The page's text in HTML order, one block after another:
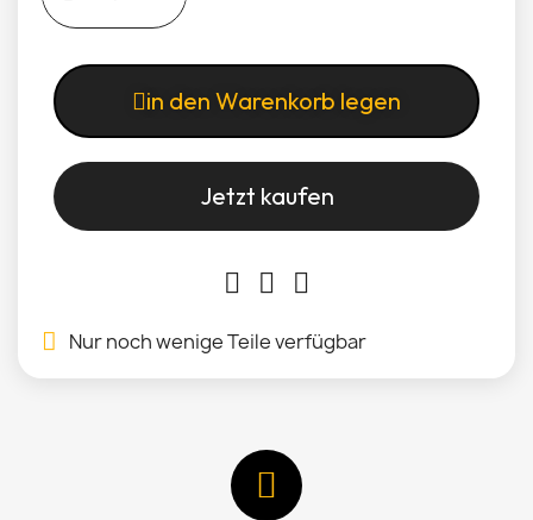
in den Warenkorb legen
Jetzt kaufen
Nur noch wenige Teile verfügbar